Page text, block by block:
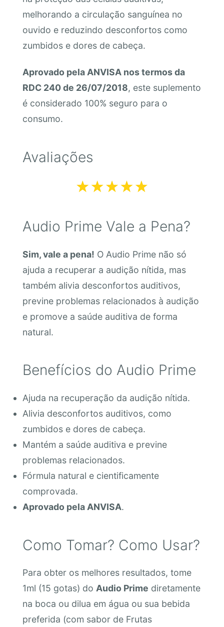
melhorando a circulação sanguínea no
ouvido e reduzindo desconfortos como
zumbidos e dores de cabeça.
Aprovado pela ANVISA nos termos da
RDC 240 de 26/07/2018, este suplemento
é considerado 100% seguro para o
consumo.
Avaliações
Audio Prime Vale a Pena?
Sim, vale a pena! O Audio Prime não só
ajuda a recuperar a audição nítida, mas
também alivia desconfortos auditivos,
previne problemas relacionados à audição
e promove a saúde auditiva de forma
natural.
Benefícios do Audio Prime
Ajuda na recuperação da audição nítida.
Alivia desconfortos auditivos, como
zumbidos e dores de cabeça.
Mantém a saúde auditiva e previne
problemas relacionados.
Fórmula natural e cientificamente
comprovada.
Aprovado pela ANVISA.
Como Tomar? Como Usar?
Para obter os melhores resultados, tome
1ml (15 gotas) do Audio Prime diretamente
na boca ou dilua em água ou sua bebida
preferida (com sabor de Frutas